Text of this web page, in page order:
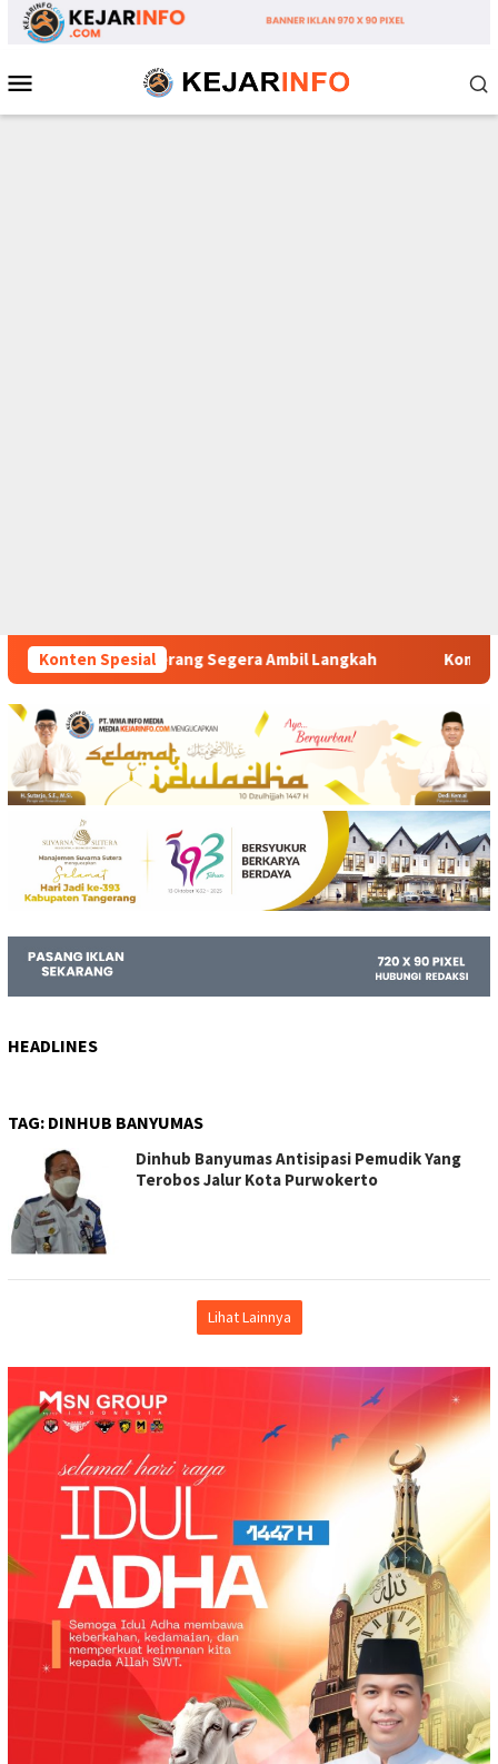
Loncat
Mobile
Konten Spesial
Ambil Langkah Komitmen Polsek Tigaraksa Tindak
HEADLINES
TAG: DINHUB BANYUMAS
Dinhub Banyumas Antisipasi Pemudik Yang
Terobos Jalur Kota Purwokerto
Lihat Lainnya